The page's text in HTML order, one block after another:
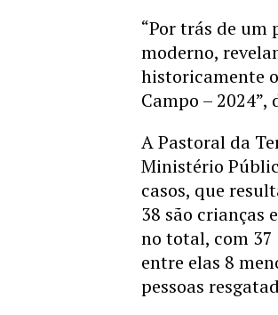
“Por trás de
moderno,
historicamente
Campo – 2024”,
A Pastoral da
Ministério
casos, que
38 são crianças
no total, com 37
entre elas 8
pessoas